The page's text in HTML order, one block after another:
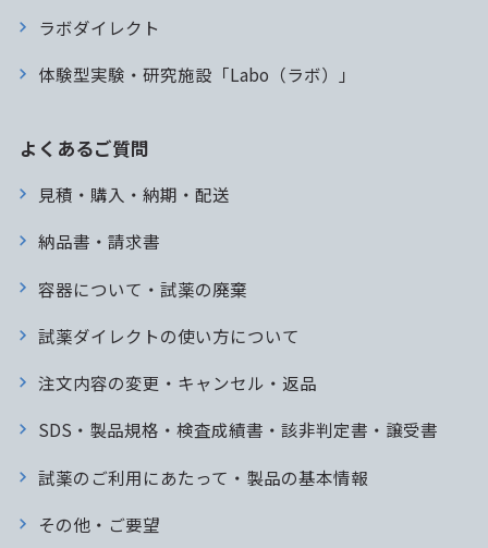
ラボダイレクト
体験型実験・研究施設「Labo（ラボ）」
よくあるご質問
見積・購入・納期・配送
納品書・請求書
容器について・試薬の廃棄
試薬ダイレクトの使い方について
注文内容の変更・キャンセル・返品
SDS・製品規格・検査成績書・該非判定書・譲受書
試薬のご利用にあたって・製品の基本情報
その他・ご要望